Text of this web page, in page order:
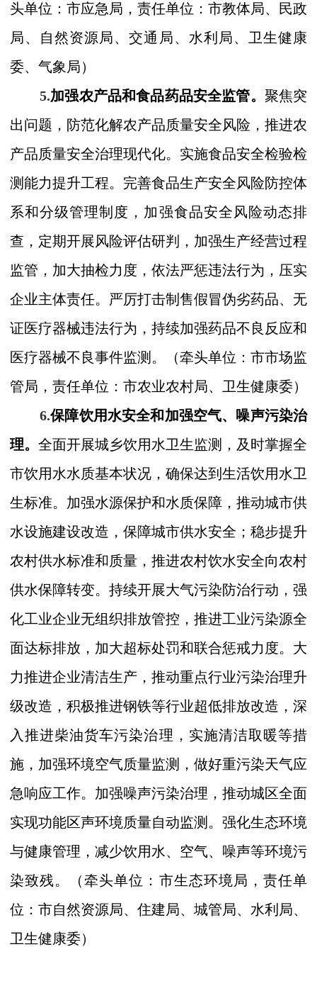
头单位：市应急局， 责任单位：市教体局、民政
局、自然资源局、交通局、水利局、卫生健康
委、气象局）
5.加强农产品和食品药品安全监管。 聚焦突
出问题，防范化解农产品质量安全风险，推进农
产品质量安全治理现代化。实施食品安全检验检
测能力提升工程。完善食品生产安全风险防控体
系和分级管理制度，加强食品安全风险动态排
查，定期开展风险评估研判，加强生产经营过程
监管，加大抽检力度，依法严惩违法行为，压实
企业主体责任。严厉打击制售假冒伪劣药品、无
证医疗器械违法行为，持续加强药品不良反应和
医疗器械不良事件监测。
（牵头单位：市市场监
管局， 责任单位：市农业农村局、卫生健康委）
6.保障饮用水安全和加强空气、噪声污染治
理。 全面开展城乡饮用水卫生监测，及时掌握全
市饮用水水质基本状况，确保达到生活饮用水卫
生标准。加强水源保护和水质保障，推动城市供
水设施建设改造，保障城市供水安全；稳步提升
农村供水标准和质量，推进农村饮水安全向农村
供水保障转变。持续开展大气污染防治行动，强
化工业企业无组织排放管控，推进工业污染源全
面达标排放，加大超标处罚和联合惩戒力度。大
力推进企业清洁生产，推动重点行业污染治理升
级改造，积极推进钢铁等行业超低排放改造，深
入推进柴油货车污染治理，实施清洁取暖等措
施，加强环境空气质量监测，做好重污染天气应
急响应工作。加强噪声污染治理， 推动城区全面
实现功能区声环境质量自动监测。强化生态环境
与健康管理，减少饮用水、空气、噪声等环境污
染致残。
（牵头单位：市生态环境局， 责任单
位：市自然资源局、住建局、城管局、水利局、
卫生健康委）